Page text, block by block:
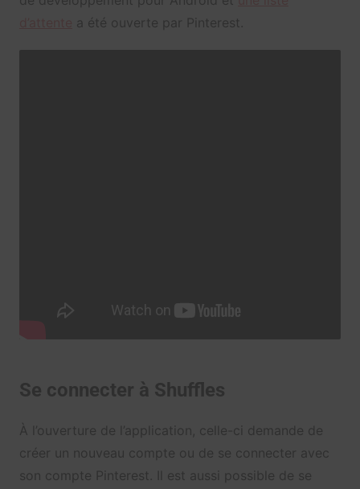
a été ouverte par Pinterest.
Se connecter à Shuffles
À l’ouverture de l’application, celle-ci demande de
créer un nouveau compte ou de se connecter avec
son compte Pinterest. Il est aussi possible de se